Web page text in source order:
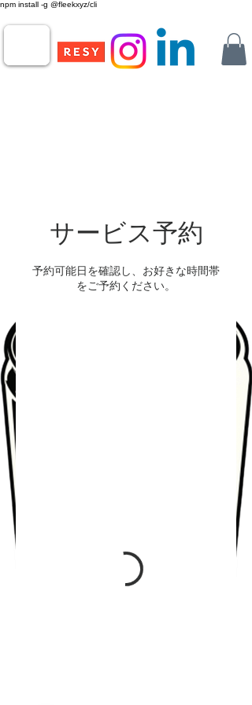
npm install -g @fleekxyz/cli
サービス予約
予約可能日を確認し、お好きな時間帯
をご予約ください。